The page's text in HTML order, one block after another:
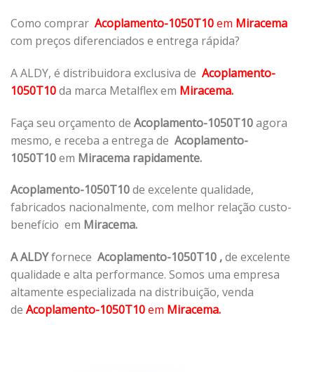
Como comprar Acoplamento-1050T10em Miracema
com preços diferenciados e entrega rápida?
A ALDY, é distribuidora exclusiva de Acoplamento-
1050T10da marca Metalflex em Miracema.
Faça seu orçamento de Acoplamento-1050T10agora
mesmo, e receba a entrega de Acoplamento-
1050T10em Miracema rapidamente.
Acoplamento-1050T10de excelente qualidade,
fabricados nacionalmente, com melhor relação custo-
benefício em Miracema.
A ALDYfornece Acoplamento-1050T10 ,de excelente
qualidade e alta performance. Somos uma empresa
altamente especializada na distribuição, venda
de Acoplamento-1050T10em Miracema.